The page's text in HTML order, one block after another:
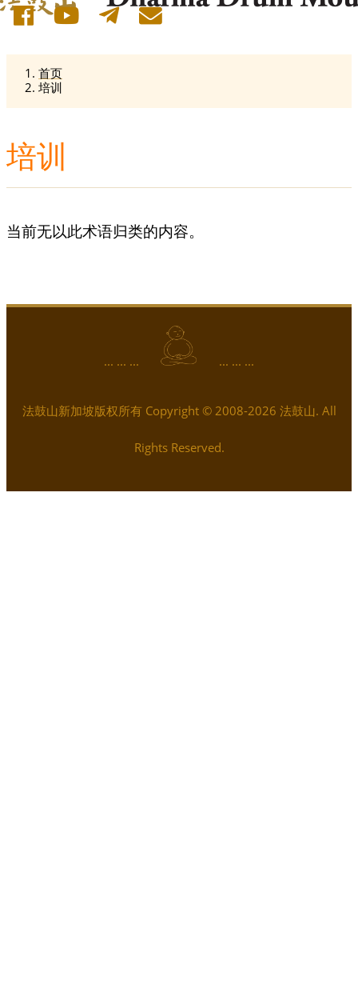
首页
培训
培训
当前无以此术语归类的内容。
... ... ... ... ... ...
法鼓山新加坡版权所有 Copyright © 2008-2026 法鼓山. All
Rights Reserved.